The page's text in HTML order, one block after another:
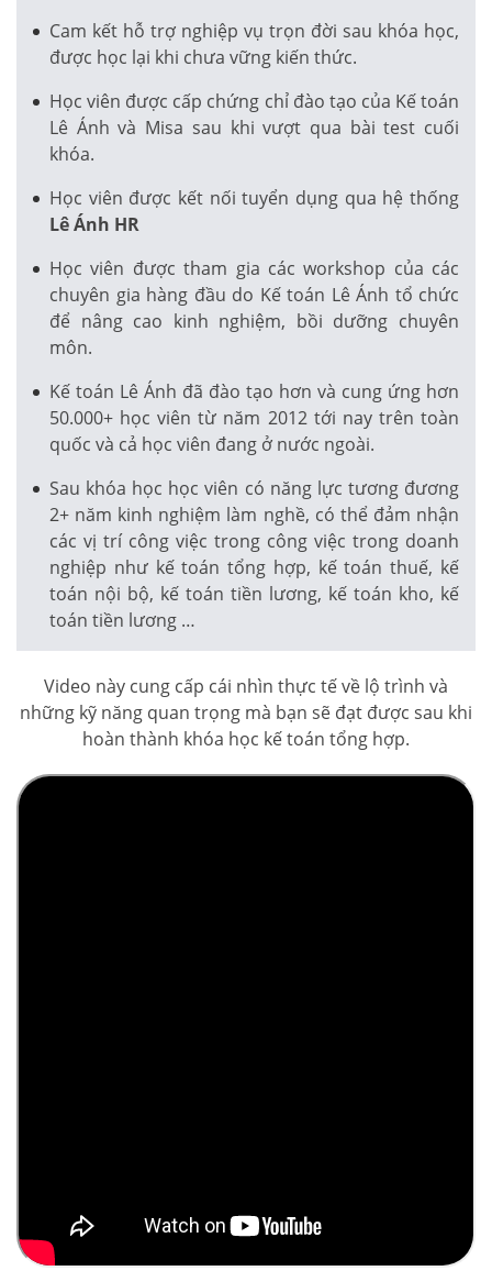
Cam kết hỗ trợ nghiệp vụ trọn đời sau khóa học,
được học lại khi chưa vững kiến thức.
Học viên được cấp chứng chỉ đào tạo của Kế toán
Lê Ánh và Misa sau khi vượt qua bài test cuối
khóa.
Học viên được kết nối tuyển dụng qua hệ thống
Lê Ánh HR
Học viên được tham gia các workshop của các
chuyên gia hàng đầu do Kế toán Lê Ánh tổ chức
để nâng cao kinh nghiệm, bồi dưỡng chuyên
môn.
Kế toán Lê Ánh đã đào tạo hơn và cung ứng hơn
50.000+ học viên từ năm 2012 tới nay trên toàn
quốc và cả học viên đang ở nước ngoài.
Sau khóa học học viên có năng lực tương đương
2+ năm kinh nghiệm làm nghề, có thể đảm nhận
các vị trí công việc trong công việc trong doanh
nghiệp như kế toán tổng hợp, kế toán thuế, kế
toán nội bộ, kế toán tiền lương, kế toán kho, kế
toán tiền lương …
Video này cung cấp cái nhìn thực tế về lộ trình và
những kỹ năng quan trọng mà bạn sẽ đạt được sau khi
hoàn thành khóa học kế toán tổng hợp.